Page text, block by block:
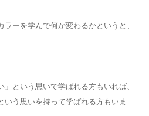
ーを学んで何が変わるかというと、
」という思いで学ばれる方もいれば、
いう思いを持って学ばれる方もいま